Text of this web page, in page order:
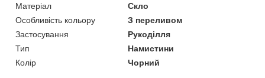
Матеріал
Скло
Особливість кольору
З переливом
Застосування
Рукоділля
Тип
Намистини
Колір
Чорний